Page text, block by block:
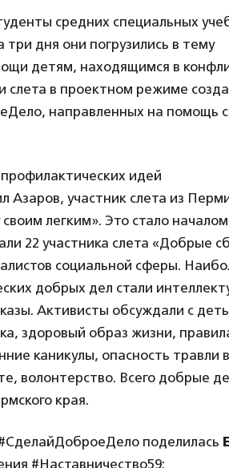
средних специальных
дня они погрузились в тему
детям, находящимся в
слета в проектном режиме
направленных на помощь
идей
участник слета из
легким». Это стало
22 участника слета «Добрые
социальной сферы.
добрых дел стали
Активисты обсуждали с
здоровый образ жизни,
каникулы, опасность травли
волонтерство. Всего добрые
края.
поделилась
#Наставничество59: